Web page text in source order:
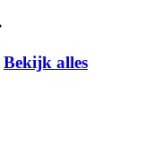
Bekijk alles